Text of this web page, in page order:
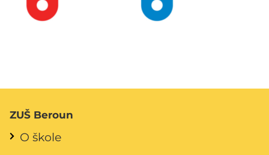
ZUŠ Beroun
O škole